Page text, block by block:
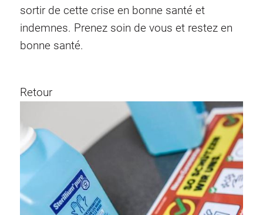
sortir de cette crise en bonne santé et
indemnes. Prenez soin de vous et restez en
bonne santé.
Retour